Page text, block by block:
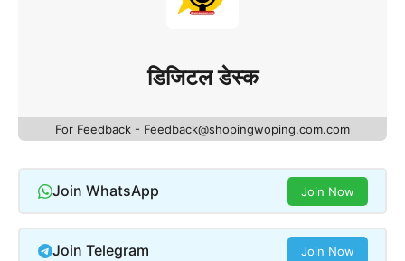
डिजिटल डेस्क
For Feedback - Feedback@shopingwoping.com.com
Join WhatsApp Join Now
Join Telegram Join Now